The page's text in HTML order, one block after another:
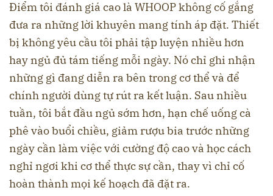
Điểm tôi đánh giá cao là WHOOP không cố gắng
đưa ra những lời khuyên mang tính áp đặt. Thiết
bị không yêu cầu tôi phải tập luyện nhiều hơn
hay ngủ đủ tám tiếng mỗi ngày. Nó chỉ ghi nhận
những gì đang diễn ra bên trong cơ thể và để
chính người dùng tự rút ra kết luận. Sau nhiều
tuần, tôi bắt đầu ngủ sớm hơn, hạn chế uống cà
phê vào buổi chiều, giảm rượu bia trước những
ngày cần làm việc với cường độ cao và học cách
nghỉ ngơi khi cơ thể thực sự cần, thay vì chỉ cố
hoàn thành mọi kế hoạch đã đặt ra.